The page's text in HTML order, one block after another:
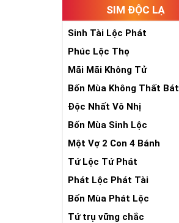
SIM ĐỘC LẠ
Sinh Tài Lộc Phát
Phúc Lộc Thọ
Mãi Mãi Không Tử
Bốn Mùa Không Thất Bát
Độc Nhất Vô Nhị
Bốn Mùa Sinh Lộc
Một Vợ 2 Con 4 Bánh
Tứ Lộc Tứ Phát
Phát Lộc Phát Tài
Bốn Mùa Phát Lộc
Tứ trụ vững chắc